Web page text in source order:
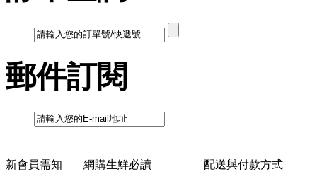
郵件訂閱
新會員需知 網購生鮮必讀 配送與付款方式